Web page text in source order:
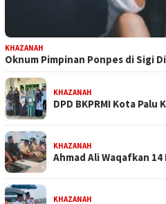
KHAZANAH
Oknum Pimpinan Ponpes di Sigi
KHAZANAH
DPD BKPRMI Kota
KHAZANAH
Ahmad Ali Waqafkan
KHAZANAH